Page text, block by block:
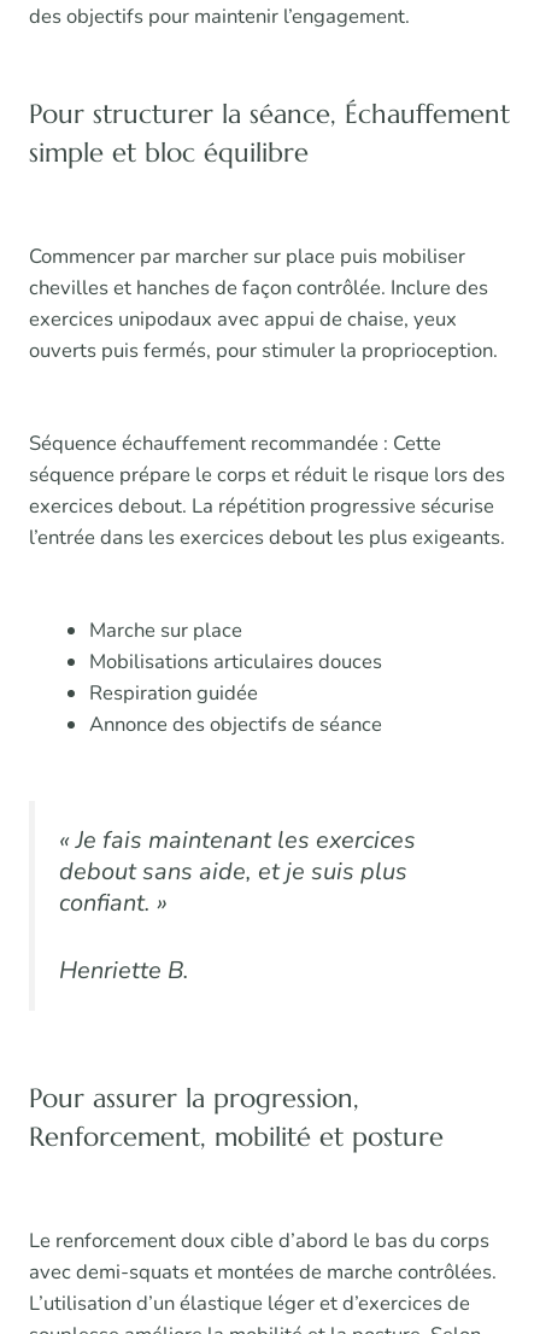
des objectifs pour maintenir l’engagement.
Pour structurer la séance, Échauffement
simple et bloc équilibre
Commencer par marcher sur place puis mobiliser
chevilles et hanches de façon contrôlée. Inclure des
exercices unipodaux avec appui de chaise, yeux
ouverts puis fermés, pour stimuler la proprioception.
Séquence échauffement recommandée : Cette
séquence prépare le corps et réduit le risque lors des
exercices debout. La répétition progressive sécurise
l’entrée dans les exercices debout les plus exigeants.
Marche sur place
Mobilisations articulaires douces
Respiration guidée
Annonce des objectifs de séance
« Je fais maintenant les exercices
debout sans aide, et je suis plus
confiant. »
Henriette B.
Pour assurer la progression,
Renforcement, mobilité et posture
Le renforcement doux cible d’abord le bas du corps
avec demi-squats et montées de marche contrôlées.
L’utilisation d’un élastique léger et d’exercices de